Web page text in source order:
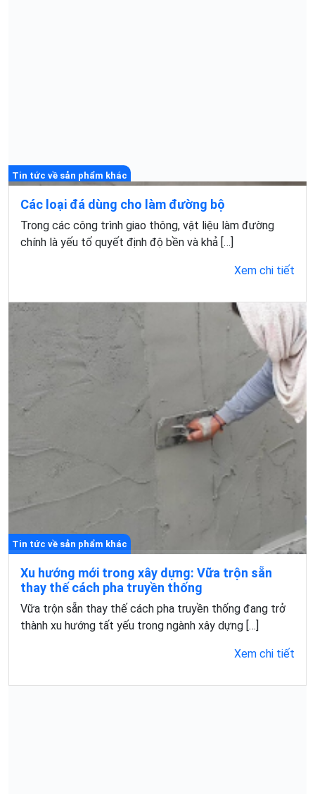
Tin tức về sản phẩm khác
Các loại đá dùng cho làm đường bộ
Trong các công trình giao thông, vật liệu làm đường
chính là yếu tố quyết định độ bền và khả […]
Xem chi tiết
Tin tức về sản phẩm khác
Xu hướng mới trong xây dựng: Vữa trộn sẵn
thay thế cách pha truyền thống
Vữa trộn sẵn thay thế cách pha truyền thống đang trở
thành xu hướng tất yếu trong ngành xây dựng […]
Xem chi tiết